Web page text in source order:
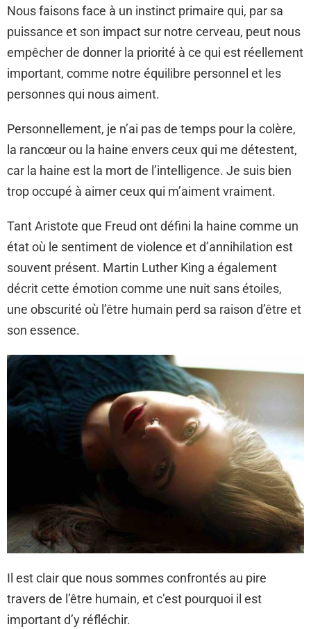
Nous faisons face à un instinct primaire qui, par sa
puissance et son impact sur notre cerveau, peut nous
empêcher de donner la priorité à ce qui est réellement
important, comme notre équilibre personnel et les
personnes qui nous aiment.
Personnellement, je n’ai pas de temps pour la colère,
la rancœur ou la haine envers ceux qui me détestent,
car la haine est la mort de l’intelligence. Je suis bien
trop occupé à aimer ceux qui m’aiment vraiment.
Tant Aristote que Freud ont défini la haine comme un
état où le sentiment de violence et d’annihilation est
souvent présent. Martin Luther King a également
décrit cette émotion comme une nuit sans étoiles,
une obscurité où l’être humain perd sa raison d’être et
son essence.
Il est clair que nous sommes confrontés au pire
travers de l’être humain, et c’est pourquoi il est
important d’y réfléchir.